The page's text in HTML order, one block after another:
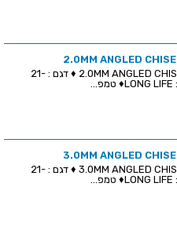
ראש למלחם - 2.0MM ANGLED CHISEL ♦ דגם : 21-
ראש למלחם - 3.0MM ANGLED CHISEL ♦ דגם : 21-